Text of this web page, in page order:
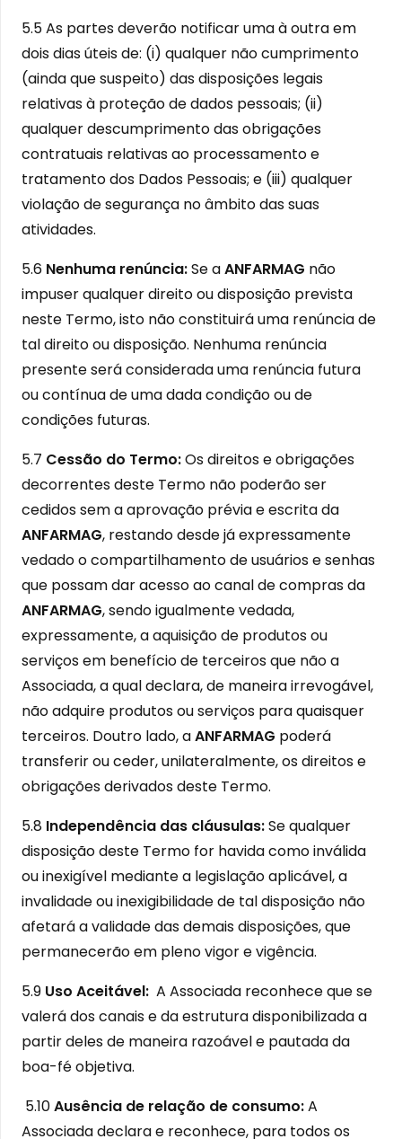
5.5 As partes deverão notificar uma à outra em
dois dias úteis de: (i) qualquer não cumprimento
(ainda que suspeito) das disposições legais
relativas à proteção de dados pessoais; (ii)
qualquer descumprimento das obrigações
contratuais relativas ao processamento e
tratamento dos Dados Pessoais; e (iii) qualquer
violação de segurança no âmbito das suas
atividades.
5.6 Nenhuma renúncia:Se aANFARMAG não
impuser qualquer direito ou disposição prevista
neste Termo, isto não constituirá uma renúncia de
tal direito ou disposição. Nenhuma renúncia
presente será considerada uma renúncia futura
ou contínua de uma dada condição ou de
condições futuras.
5.7 Cessão do Termo:Os direitos e obrigações
decorrentes deste Termo não poderão ser
cedidos sem a aprovação prévia e escrita da
ANFARMAG, restando desde já expressamente
vedado o compartilhamento de usuários e senhas
que possam dar acesso ao canal de compras da
ANFARMAG, sendo igualmente vedada,
expressamente, a aquisição de produtos ou
serviços em benefício de terceiros que não a
Associada, a qual declara, de maneira irrevogável,
não adquire produtos ou serviços para quaisquer
terceiros. Doutro lado, aANFARMAG poderá
transferir ou ceder, unilateralmente, os direitos e
obrigações derivados deste Termo.
5.8 Independência das cláusulas:Se qualquer
disposição deste Termo for havida como inválida
ou inexigível mediante a legislação aplicável, a
invalidade ou inexigibilidade de tal disposição não
afetará a validade das demais disposições, que
permanecerão em pleno vigor e vigência.
5.9 Uso Aceitável: A Associada reconhece que se
valerá dos canais e da estrutura disponibilizada a
partir deles de maneira razoável e pautada da
boa-fé objetiva.
5.10Ausência de relação de consumo:A
Associada declara e reconhece, para todos os